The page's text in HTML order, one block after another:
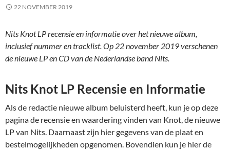
22 NOVEMBER 2019
Nits Knot LP recensie en informatie over het nieuwe album,
inclusief nummer en tracklist. Op 22 november 2019 verschenen
de nieuwe LP en CD van de Nederlandse band Nits.
Nits Knot LP Recensie en Informatie
Als de redactie nieuwe album beluisterd heeft, kun je op deze
pagina de recensie en waardering vinden van Knot, de nieuwe
LP van Nits. Daarnaast zijn hier gegevens van de plaat en
bestelmogelijkheden opgenomen. Bovendien kun je hier de